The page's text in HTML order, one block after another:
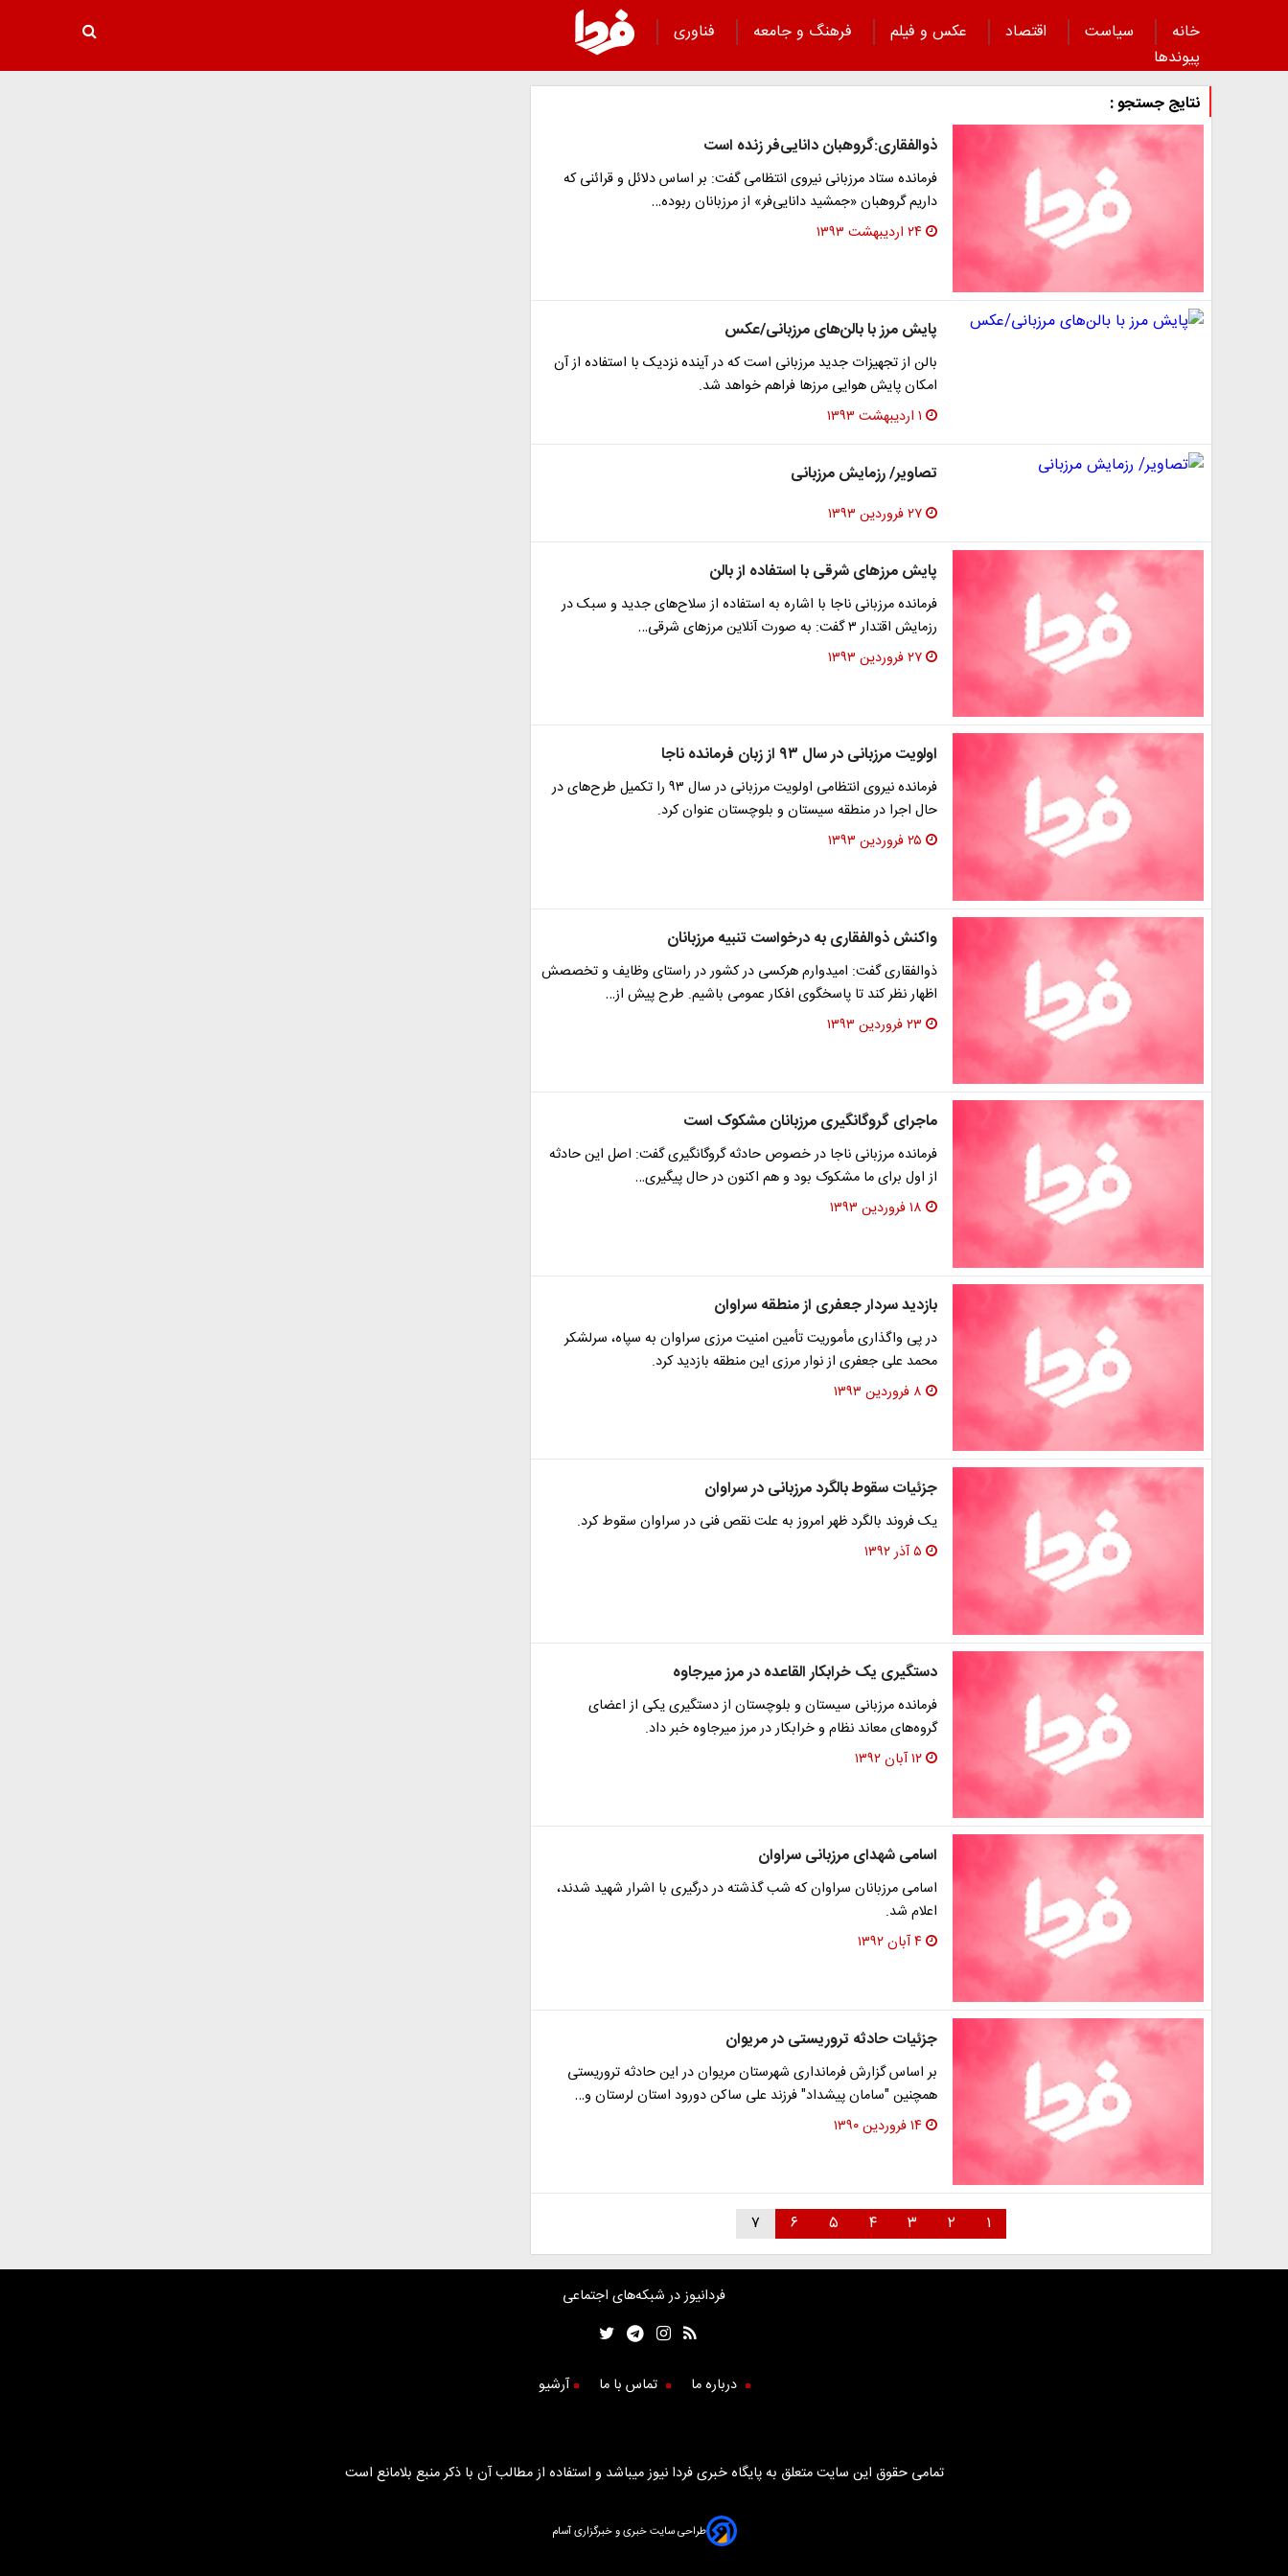
خانه سیاست اقتصاد عکس و فیلم فرهنگ و جامعه
فناوری
پیوند‌ها
نتایج جستجو :
ذوالفقاری:گروهبان دانایی‌فر زنده است
فرمانده ستاد مرزبانی نیروی انتظامی گفت: بر اساس دلائل و قرائنی که
داریم گروهبان «جمشید دانایی‌فر» از مرزبانان ربوده…
۲۴ اردیبهشت ۱۳۹۳
پایش مرز با بالن‌های مرزبانی/عکس
بالن از تجهیزات جدید مرزبانی است که در آینده نزدیک با استفاده از آن
امکان پایش هوایی مرزها فراهم خواهد شد.
۱ اردیبهشت ۱۳۹۳
تصاویر/ رزمایش مرزبانی
۲۷ فروردین ۱۳۹۳
پایش مرزهای شرقی با استفاده از بالن
فرمانده مرزبانی ناجا با اشاره به استفاده از سلاح‌های جدید و سبک در
رزمایش اقتدار ۳ گفت: به صورت آنلاین مرزهای شرقی…
۲۷ فروردین ۱۳۹۳
اولویت مرزبانی در سال ۹۳ از زبان فرمانده ناجا
فرمانده نیروی انتظامی اولویت مرزبانی در سال ۹۳ را تکمیل طرح‌های در
حال اجرا در منطقه سیستان و بلوچستان عنوان کرد.
۲۵ فروردین ۱۳۹۳
واکنش ذوالفقاری به درخواست تنبیه مرزبانان
ذوالفقاری گفت: امیدوارم هرکسی در کشور در راستای وظایف و تخصصش
اظهار نظر کند تا پاسخگوی افکار عمومی باشیم. طرح پیش از…
۲۳ فروردین ۱۳۹۳
ماجرای گروگانگیری مرزبانان مشکوک است
فرمانده مرزبانی ناجا در خصوص حادثه گروگانگیری گفت: اصل این حادثه
از اول برای ما مشکوک بود و هم اکنون در حال پیگیری…
۱۸ فروردین ۱۳۹۳
بازدید سردار جعفری از منطقه سراوان
در پی واگذاری مأموریت تأمین امنیت مرزی سراوان به سپاه، سرلشکر
محمد علی جعفری از نوار مرزی این منطقه بازدید کرد.
۸ فروردین ۱۳۹۳
جزئیات سقوط بالگرد مرزبانی در سراوان
یک فروند بالگرد ظهر امروز به علت نقص فنی در سراوان سقوط کرد.
۵ آذر ۱۳۹۲
دستگیری یک خرابکار القاعده در مرز میرجاوه
فرمانده مرزبانی سیستان و بلوچستان از دستگیری یکی از اعضای
گروه‌های معاند نظام و خرابکار در مرز میرجاوه خبر داد.
۱۲ آبان ۱۳۹۲
اسامی شهدای مرزبانی سراوان
اسامی مرزبانان سراوان که شب گذشته در درگیری با اشرار شهید شدند،
اعلام شد.
۴ آبان ۱۳۹۲
جزئیات حادثه تروریستی در مریوان
بر اساس گزارش فرمانداری شهرستان مریوان در این حادثه تروریستی
همچنین "سامان پیشداد" فرزند علی ساکن دورود استان لرستان و…
۱۴ فروردین ۱۳۹۰
۱ ۲ ۳ ۴ ۵ ۶ ۷
فردانیوز در شبکه‌های اجتماعی
درباره ما تماس با ما آرشیو
تمامی حقوق این سایت متعلق به پایگاه خبری فردا نیوز میباشد و استفاده از مطالب آن با ذکر منبع بلامانع است
طراحی سایت خبری و خبرگزاری آسام